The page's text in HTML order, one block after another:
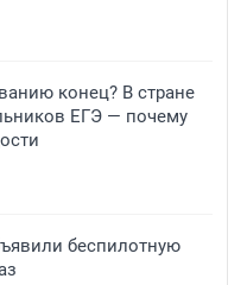
конец? В стране
ЕГЭ — почему
беспилотную